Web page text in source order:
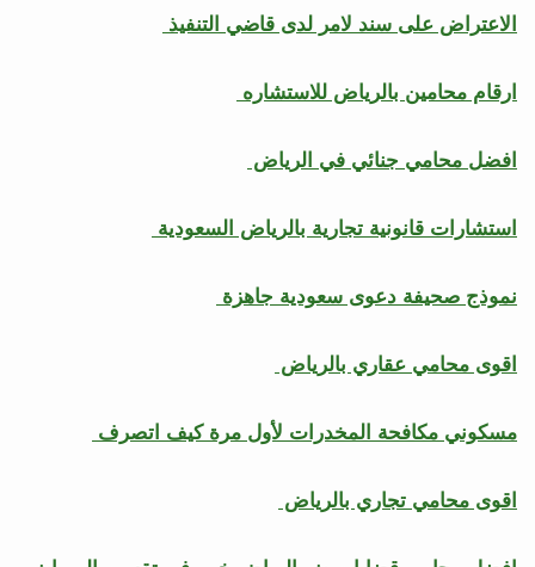
الاعتراض على سند لامر لدى قاضي التنفيذ
ارقام محامين بالرياض للاستشاره
افضل محامي جنائي في الرياض
استشارات قانونية تجارية بالرياض السعودية
نموذج صحيفة دعوى سعودية جاهزة
اقوى محامي عقاري بالرياض
مسكوني مكافحة المخدرات لأول مرة كيف اتصرف
اقوى محامي تجاري بالرياض